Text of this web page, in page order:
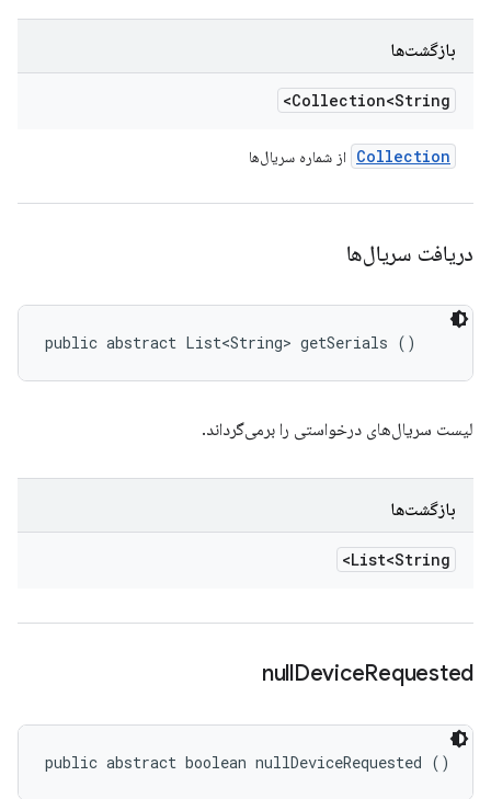
بازگشت‌ها
Collection<String>
Collection از شماره سریال‌ها
دریافت سریال‌ها
public abstract List<String> getSerials ()
لیست سریال‌های درخواستی را برمی‌گرداند.
بازگشت‌ها
List<String>
nullDeviceRequested
public abstract boolean nullDeviceRequested ()